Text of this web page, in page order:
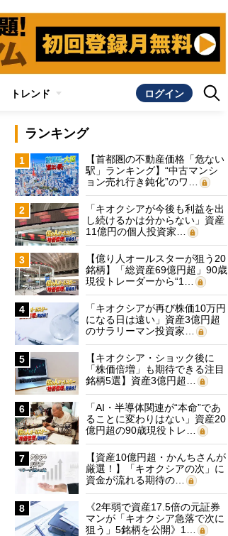
トレンド ログイン
ランキング
1
【首都圏の不動産価格「危ない
駅」ランキング】“中古マンシ
ョン売れ行き鈍化”のワ…
2
「キオクシアが今後も利益を出
し続けるかは分からない」資産
11億円の個人投資家…
3
【億り人オールスターが狙う20
銘柄】「総資産69億円超」90歳
現役トレーダーから“1…
4
「キオクシアが再び株価10万円
になる日は遠い」資産3億円超
のサラリーマン投資家…
5
【キオクシア・ショック後に
「株価倍増」も期待できる注目
銘柄5選】資産3億円超…
6
「AI・半導体関連が“本命”であ
ることに変わりはない」資産20
億円超の90歳現役トレ…
7
【資産10億円超・かんちさんが
厳選！】「キオクシアの次」に
資金が流れる期待の…
8
《2年弱で資産17.5倍の元証券
マンが「キオクシア急落で次に
狙う」5銘柄を公開》1…